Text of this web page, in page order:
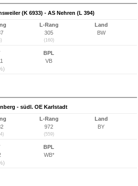
(K 6933) - AS Nehren (L 394)
L-Rang
305
(160)
Land
BW
BPL
VB
- südl. OE Karlstadt
L-Rang
972
(559)
Land
BY
BPL
WB*